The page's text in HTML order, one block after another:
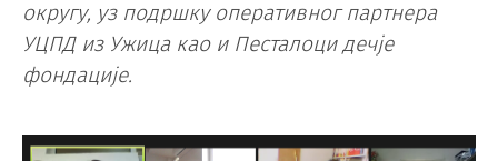
округу, уз подршку оперативног партнера
УЦПД из Ужица као и Песталоци дечје
фондације.